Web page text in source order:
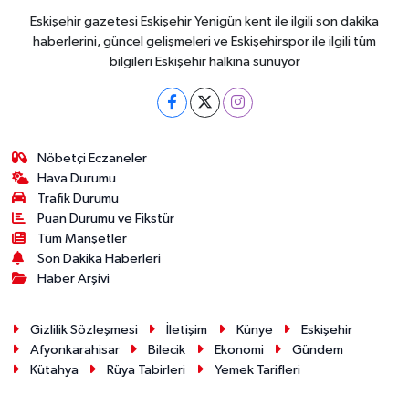
Eskişehir gazetesi Eskişehir Yenigün kent ile ilgili son dakika
haberlerini, güncel gelişmeleri ve Eskişehirspor ile ilgili tüm
bilgileri Eskişehir halkına sunuyor
Nöbetçi Eczaneler
Hava Durumu
Trafik Durumu
Puan Durumu ve Fikstür
Tüm Manşetler
Son Dakika Haberleri
Haber Arşivi
Gizlilik Sözleşmesi İletişim Künye
Eskişehir
Afyonkarahisar
Bilecik Ekonomi
Gündem
Kütahya
Rüya Tabirleri Yemek Tarifleri